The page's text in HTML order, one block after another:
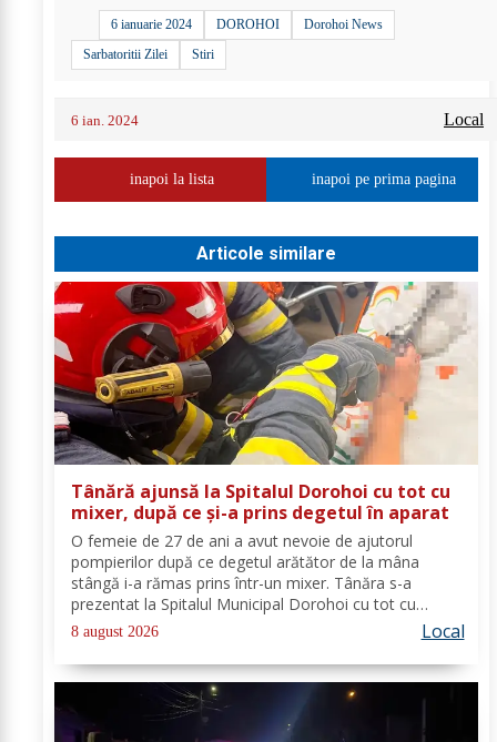
6 ianuarie 2024 DOROHOI
Dorohoi News
Sarbatoritii Zilei
Stiri
6 ian. 2024 Local
inapoi la lista inapoi pe prima pagina
Articole similare
Tânără ajunsă la Spitalul Dorohoi cu tot cu
mixer, după ce și-a prins degetul în aparat
O femeie de 27 de ani a avut nevoie de ajutorul
pompierilor după ce degetul arătător de la mâna
stângă i-a rămas prins într-un mixer. Tânăra s-a
prezentat la Spitalul Municipal Dorohoi cu tot cu
aparatul electrocasnic, iar medicii au solicitat
intervenția salvatorilor. Pompierii din cadrul...
8 august 2026 Local